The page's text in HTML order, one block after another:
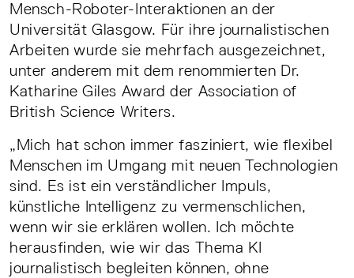
Mensch-Roboter-Interaktionen an der
Universität Glasgow. Für ihre journalistischen
Arbeiten wurde sie mehrfach ausgezeichnet,
unter anderem mit dem renommierten Dr.
Katharine Giles Award der Association of
British Science Writers.
„Mich hat schon immer fasziniert, wie flexibel
Menschen im Umgang mit neuen Technologien
sind. Es ist ein verständlicher Impuls,
künstliche Intelligenz zu vermenschlichen,
wenn wir sie erklären wollen. Ich möchte
herausfinden, wie wir das Thema KI
journalistisch begleiten können, ohne